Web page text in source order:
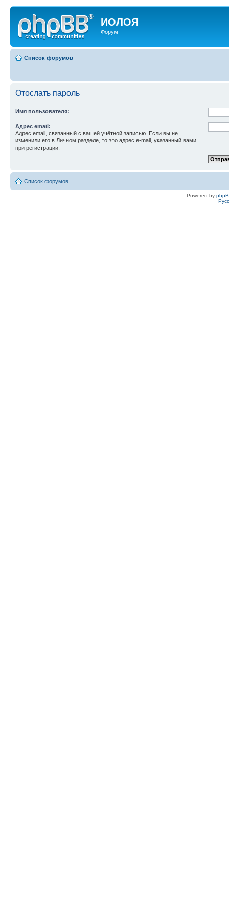
ИОЛОЯ
Форум
Список форумов
Отослать пароль
Имя пользователя:
Адрес email:
Адрес email, связанный с вашей учётной записью. Если вы не
изменили его в Личном разделе, то это адрес e-mail, указанный вами
при регистрации.
Список форумов
Powered by